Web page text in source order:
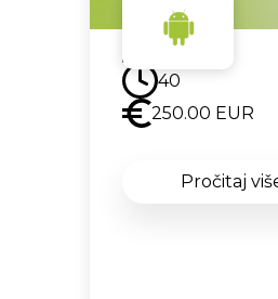
Uskoro
40
250.00 EUR
Pročitaj